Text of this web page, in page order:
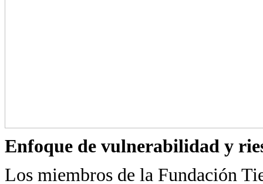
Enfoque de vulnerabilidad y
Los miembros de la Fundación